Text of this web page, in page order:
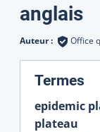
anglais
Auteur : Office
Termes
epidemic
plateau